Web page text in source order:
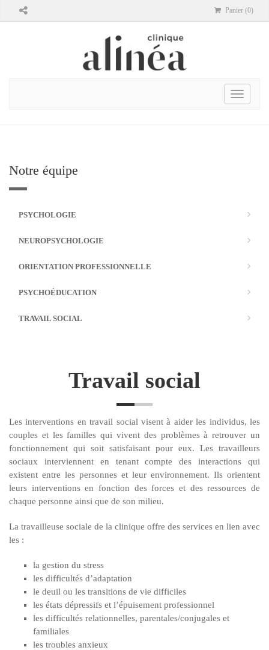
Panier (0)
Toggle
Notre équipe
PSYCHOLOGIE
NEUROPSYCHOLOGIE
ORIENTATION PROFESSIONNELLE
PSYCHOÉDUCATION
TRAVAIL SOCIAL
Travail social
Les interventions en travail social visent à aider les individus, les
couples et les familles qui vivent des problèmes à retrouver un
fonctionnement qui soit satisfaisant pour eux. Les travailleurs
sociaux interviennent en tenant compte des interactions qui
existent entre les personnes et leur environnement. Ils orientent
leurs interventions en fonction des forces et des ressources de
chaque personne ainsi que de son milieu.
La travailleuse sociale de la clinique offre des services en lien avec
les :
la gestion du stress
les difficultés d’adaptation
le deuil ou les transitions de vie difficiles
les états dépressifs et l’épuisement professionnel
les difficultés relationnelles, parentales/conjugales et
familiales
les troubles anxieux